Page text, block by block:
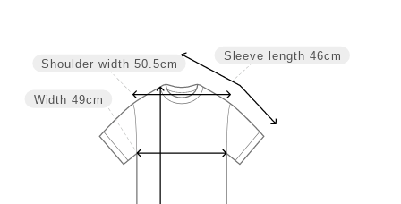
Sleeve length 46cm
Width 49cm
Shoulder width 50.5cm